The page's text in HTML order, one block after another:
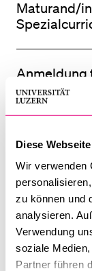
Diese
Wir verwenden
zu können und
analysieren.
Verwendung
soziale
Partner führen
Maturand/
Anmeldung
MAS
Anmelde-